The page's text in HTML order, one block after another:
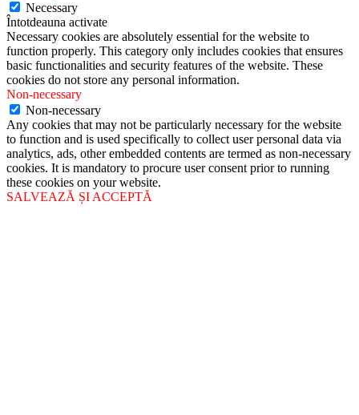
Necessary
Întotdeauna activate
Necessary cookies are absolutely essential for the website to
function properly. This category only includes cookies that ensures
basic functionalities and security features of the website. These
cookies do not store any personal information.
Non-necessary
Non-necessary
Any cookies that may not be particularly necessary for the website
to function and is used specifically to collect user personal data via
analytics, ads, other embedded contents are termed as non-necessary
cookies. It is mandatory to procure user consent prior to running
these cookies on your website.
SALVEAZĂ ȘI ACCEPTĂ